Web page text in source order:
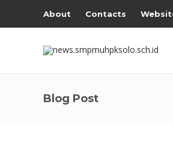
About Contacts
Blog Post